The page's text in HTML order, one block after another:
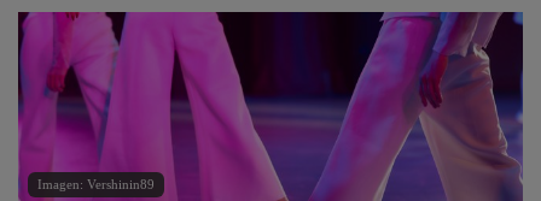
Imagen: Vershinin89